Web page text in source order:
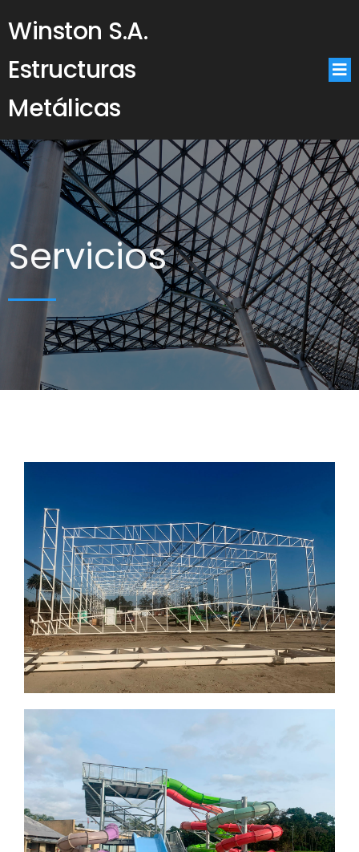
Winston S.A.
Estructuras
Metálicas
Servicios